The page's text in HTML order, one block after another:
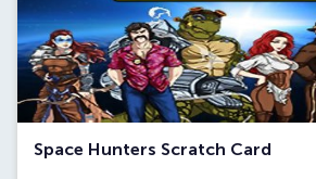
Space Hunters Scratch Card